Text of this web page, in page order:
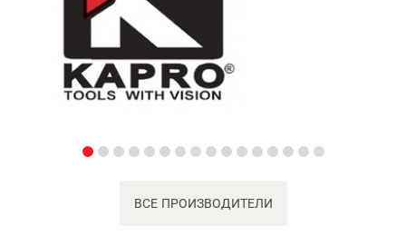
ВСЕ ПРОИЗВОДИТЕЛИ